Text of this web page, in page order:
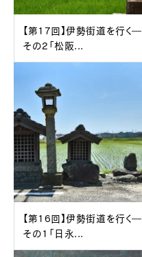
【第17回】伊勢街道を行く―
その2「松阪...
【第16回】伊勢街道を行く―
その1「日永...